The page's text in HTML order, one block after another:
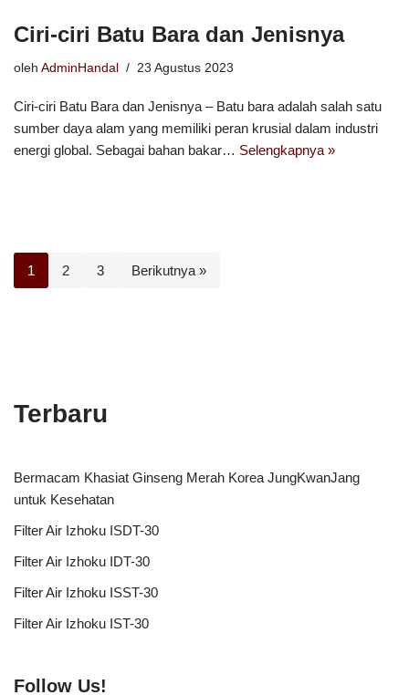
Ciri-ciri Batu Bara dan Jenisnya
oleh AdminHandal 23 Agustus 2023
Ciri-ciri Batu Bara dan Jenisnya – Batu bara adalah salah satu
sumber daya alam yang memiliki peran krusial dalam industri
energi global. Sebagai bahan bakar… Selengkapnya »
1 2 3 Berikutnya »
Terbaru
Bermacam Khasiat Ginseng Merah Korea JungKwanJang
untuk Kesehatan
Filter Air Izhoku ISDT-30
Filter Air Izhoku IDT-30
Filter Air Izhoku ISST-30
Filter Air Izhoku IST-30
Follow Us!